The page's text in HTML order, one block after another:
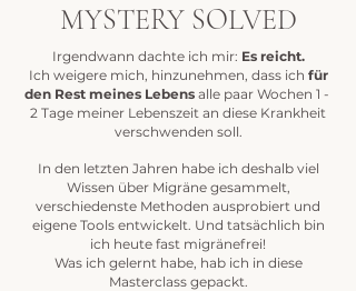
MYSTERY SOLVED
Irgendwann dachte ich mir: Es reicht.
Ich weigere mich, hinzunehmen, dass ich für
den Rest meines Lebens alle paar Wochen 1 -
2 Tage meiner Lebenszeit an diese Krankheit
verschwenden soll.
In den letzten Jahren habe ich deshalb viel
Wissen über Migräne gesammelt,
verschiedenste Methoden ausprobiert und
eigene Tools entwickelt. Und tatsächlich bin
ich heute fast migränefrei!
Was ich gelernt habe, hab ich in diese
Masterclass gepackt.